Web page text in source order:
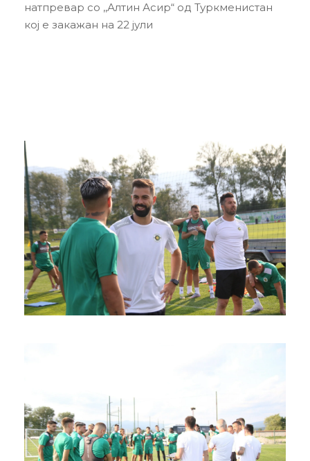
натпревар со ,,Алтин Асир“ од Туркменистан
кој е закажан на 22 јули